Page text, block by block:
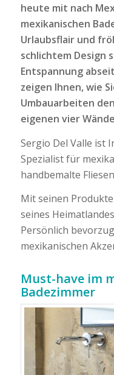
heute mit nach
mexikanischen
Urlaubsflair und
schlichtem Design
Entspannung
zeigen Ihnen, wie
Umbauarbeiten
eigenen vier
Sergio Del Valle ist
Spezialist für
handbemalte
Mit seinen
seines
Persönlich
mexikanischen
Must-have im
Badezimmer